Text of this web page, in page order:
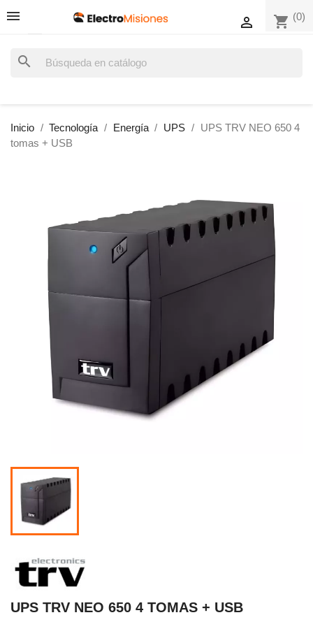
shopping_cart (0)

search
Inicio Tecnología Energía UPS
UPS TRV NEO 650 4
tomas + USB
UPS TRV NEO 650 4 TOMAS + USB